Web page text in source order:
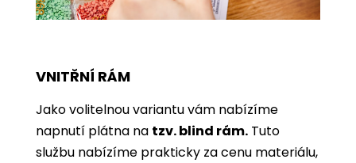
VNITŘNÍ RÁM
Jako volitelnou variantu vám nabízíme
napnutí plátna na tzv. blind rám. Tuto
službu nabízíme prakticky za cenu materiálu,